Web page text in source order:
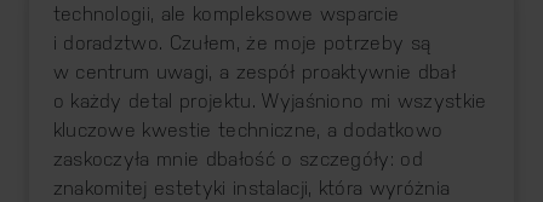
technologii, ale kompleksowe wsparcie
i doradztwo. Czułem, że moje potrzeby są
w centrum uwagi, a zespół proaktywnie dbał
o każdy detal projektu. Wyjaśniono mi wszystkie
kluczowe kwestie techniczne, a dodatkowo
zaskoczyła mnie dbałość o szczegóły: od
znakomitej estetyki instalacji, która wyróżnia